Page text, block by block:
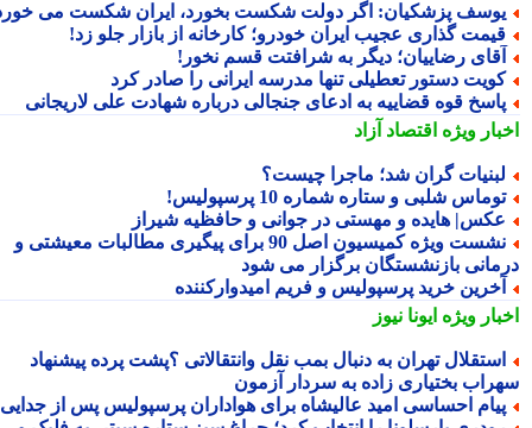
پزشکیان: اگر دولت شکست بخورد، ایران شکست می خورد
گذاری عجیب ایران خودرو؛ کارخانه از بازار جلو زد!
رضاییان؛ دیگر به شرافتت قسم نخور!
دستور تعطیلی تنها مدرسه ایرانی را صادر کرد
قوه قضاییه به ادعای جنجالی درباره شهادت علی لاریجانی
ویژهاقتصاد آزاد
گران شد؛ ماجرا چیست؟
شلبی و ستاره شماره 10 پرسپولیس!
هایده و مهستی در جوانی و حافظیه شیراز
نشست ویژه کمیسیون اصل 90 برای پیگیری مطالبات معیشتی و
بازنشستگان برگزار می شود
خرید پرسپولیس و فریم امیدوارکننده
ویژهایونا نیوز
تهران به دنبال بمب نقل وانتقالاتی ؟پشت پرده پیشنهاد
بختیاری زاده به سردار آزمون
احساسی امید عالیشاه برای هواداران پرسپولیس پس از جدایی